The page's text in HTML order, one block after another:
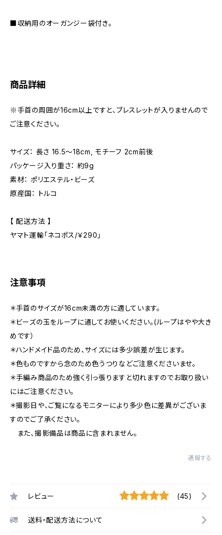
■収納用のオーガンジー袋付き。
商品詳細
※手首の周囲が16cm以上ですと、ブレスレットが入りませんので
ご注意ください。
サイズ： 長さ 16.5〜18cm, モチーフ 2cm前後
パッケージ入り重さ： 約9g
素材： ポリエステル・ビーズ
原産国： トルコ
【 配送方法 】
ヤマト運輸「ネコポス/￥290」
注意事項
＊手首のサイズが16cm未満の方に適しています。
＊ビーズの玉をループに通してお使いください。(ループはやや大き
めです）
＊ハンドメイド品のため、サイズには多少誤差が生じます。
＊色ものですから念のため色うつりなどご注意くださいませ。
＊手編み商品のため強く引っ張りますと切れますのでお取り扱い
にはご注意ください。
＊撮影日や、ご覧になるモニターにより多少色に差異がございま
すのでご了承ください。
また、撮影備品は商品に含まれません。
通報する
レビュー (45)
送料・配送方法について